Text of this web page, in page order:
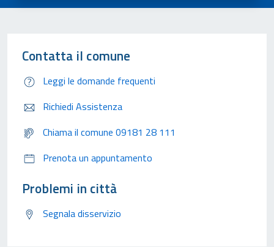
Contatta il comune
Leggi le domande frequenti
Richiedi Assistenza
Chiama il comune 09181 28 111
Prenota un appuntamento
Problemi in città
Segnala disservizio